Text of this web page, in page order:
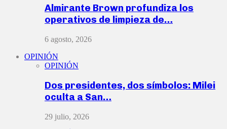
Almirante Brown profundiza los
operativos de limpieza de…
6 agosto, 2026
OPINIÓN
OPINIÓN
Dos presidentes, dos símbolos: Milei
oculta a San…
29 julio, 2026